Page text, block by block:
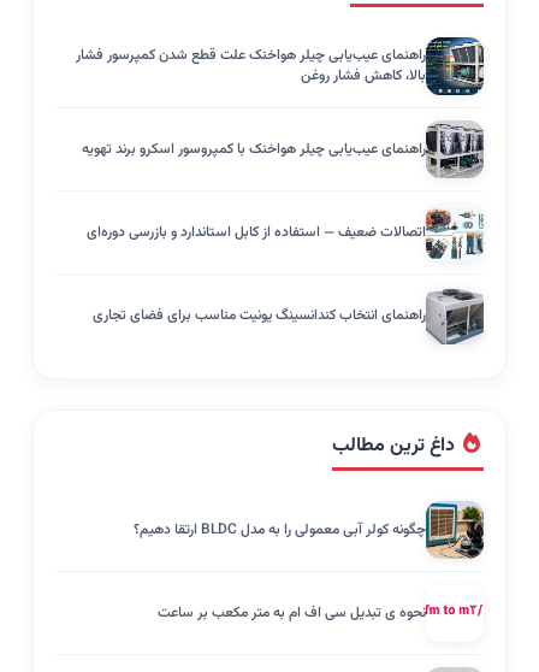
راهنمای عیب‌یابی چیلر هواخنک علت قطع شدن کمپرسور فشار
بالا، کاهش فشار روغن
راهنمای عیب‌یابی چیلر هواخنک با کمپروسور اسکرو برند تهویه
اتصالات ضعیف — استفاده از کابل استاندارد و بازرسی دوره‌ای
راهنمای انتخاب کندانسینگ یونیت مناسب برای فضای تجاری
داغ ترین مطالب
چگونه کولر آبی معمولی را به مدل BLDC ارتقا دهیم؟
نحوه ی تبدیل سی اف ام به متر مکعب بر ساعت